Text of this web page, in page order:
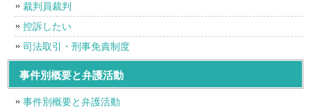
裁判員裁判
控訴したい
司法取引・刑事免責制度
事件別概要と弁護活動
事件別概要と弁護活動